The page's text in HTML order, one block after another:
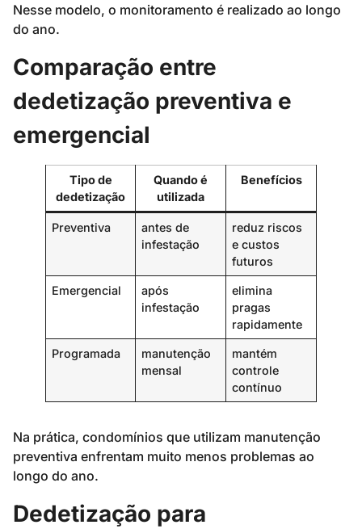
Nesse modelo, o monitoramento é realizado ao longo
do ano.
Comparação entre
dedetização preventiva e
emergencial
Tipo de
dedetização
Quando é
utilizada
Benefícios
Preventiva
antes de
infestação
reduz riscos
e custos
futuros
Emergencial
após
infestação
elimina
pragas
rapidamente
Programada
manutenção
mensal
mantém
controle
contínuo
Na prática, condomínios que utilizam manutenção
preventiva enfrentam muito menos problemas ao
longo do ano.
Dedetização para